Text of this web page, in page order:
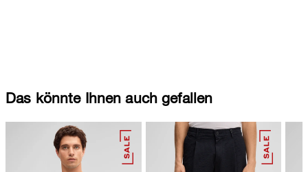
Das könnte Ihnen auch gefallen